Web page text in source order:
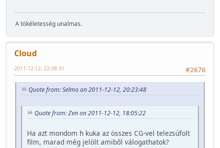
A tökéletesség unalmas.
Cloud
#2676
2011-12-12, 22:08:31
Quote from: Selmo on 2011-12-12, 20:23:48
Quote from: Zen on 2011-12-12, 18:05:22
Ha azt mondom h kuka az összes CG-vel telezsúfolt
film, marad még jelölt amiből válogathatok?